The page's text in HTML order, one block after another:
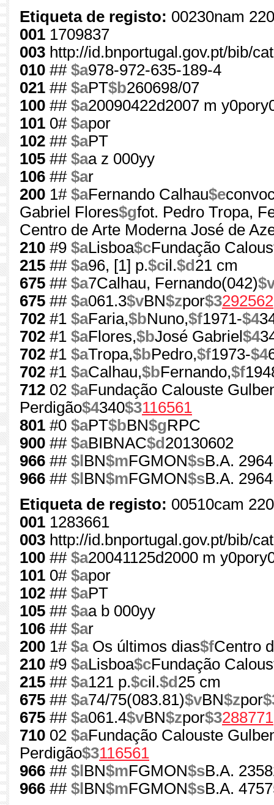
Etiqueta de registo: 00230nam
001 1709837
003 http://id.bnportugal.gov.pt/bib/
010 ## $a978-972-635-189-4
021 ## $aPT$b260698/07
100 ## $a20090422d2007 m
101 0# $apor
102 ## $aPT
105 ## $aa z 000yy
106 ## $ar
200 1# $aFernando Calhau$e
Gabriel Flores$gfot. Pedro Tropa,
Centro de Arte Moderna José de
210 #9 $aLisboa$cFundação
215 ## $a96, [1] p.$cil.$d 21 cm
675 ## $a7Calhau, Fernando(042)
675 ## $a061.3$vBN$zpor$3292562
702 #1 $aFaria,$bNuno,$f1971-$4
702 #1 $aFlores,$bJosé Gabriel $4
702 #1 $aTropa,$bPedro,$f1973-$4
702 #1 $aCalhau,$bFernando,$f
712 02 $aFundação Calouste
Perdigão$4340$3116561
801 #0 $aPT$bBN$gRPC
900 ## $aBIBNAC$d 20130602
966 ## $l BN$mFGMON$sB.A.
966 ## $l BN$mFGMON$sB.A.
Etiqueta de registo: 00510cam
001 1283661
003 http://id.bnportugal.gov.pt/bib/
100 ## $a20041125d2000 m
101 0# $apor
102 ## $aPT
105 ## $aa b 000yy
106 ## $ar
200 1# $aOs últimos dias$fCentro
210 #9 $aLisboa$cFundação
215 ## $a121 p.$cil.$d 25 cm
675 ## $a74/75(083.81)$vBN$zpor
675 ## $a061.4$vBN$zpor$3288771
710 02 $aFundação Calouste
Perdigão$3116561
966 ## $l BN$mFGMON$sB.A.
966 ## $l BN$mFGMON$sB.A.